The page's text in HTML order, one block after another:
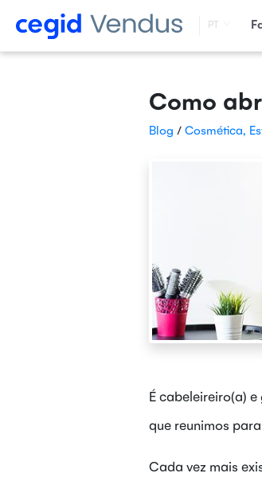
PT
Como
Blog / Cosmética,
É cabeleireiro(a)
que reunimos
Cada vez mais